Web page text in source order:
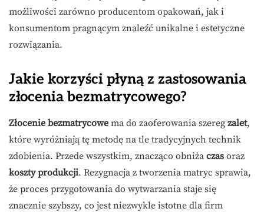
możliwości zarówno producentom opakowań, jak i
konsumentom pragnącym znaleźć unikalne i estetyczne
rozwiązania.
Jakie korzyści płyną z zastosowania
złocenia bezmatrycowego?
Złocenie bezmatrycowe ma do zaoferowania szereg zalet,
które wyróżniają tę metodę na tle tradycyjnych technik
zdobienia. Przede wszystkim, znacząco obniża czas oraz
koszty produkcji. Rezygnacja z tworzenia matryc sprawia,
że proces przygotowania do wytwarzania staje się
znacznie szybszy, co jest niezwykle istotne dla firm